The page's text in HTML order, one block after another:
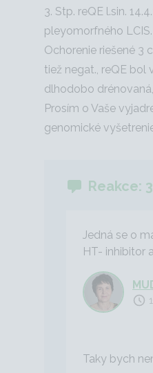
3. Stp. reQE l.sin.
pleyomorfného
Ochorenie riešené 3
tiež negat., reQE
dlhodobo
Prosím o Vaše
genomické
Reakce: 3
Jedná se o
HT- inhibitor
Taky bych